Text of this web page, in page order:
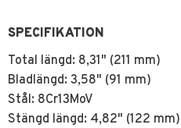
SPECIFIKATION
Total längd: 8,31" (211 mm)
Bladlängd: 3,58" (91 mm)
Stål: 8Cr13MoV
Stängd längd: 4,82" (122 mm)